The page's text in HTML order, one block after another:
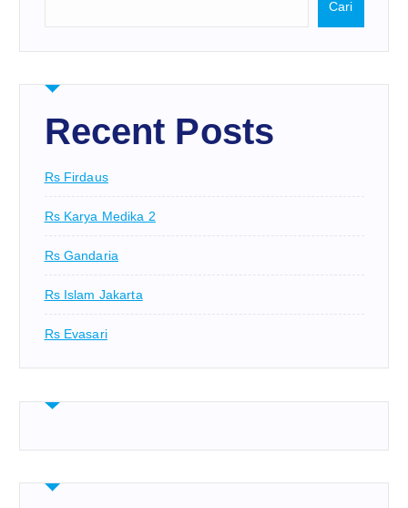
Cari
Recent Posts
Rs Firdaus
Rs Karya Medika 2
Rs Gandaria
Rs Islam Jakarta
Rs Evasari